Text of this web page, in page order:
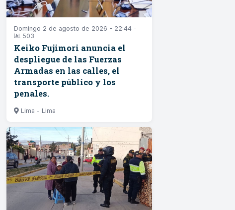
Domingo 2 de agosto de 2026 - 22:44 -
503
Keiko Fujimori anuncia el
despliegue de las Fuerzas
Armadas en las calles, el
transporte público y los
penales.
Lima - Lima